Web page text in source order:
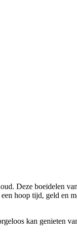
Deze boeidelen
hoop tijd, geld en
kan genieten